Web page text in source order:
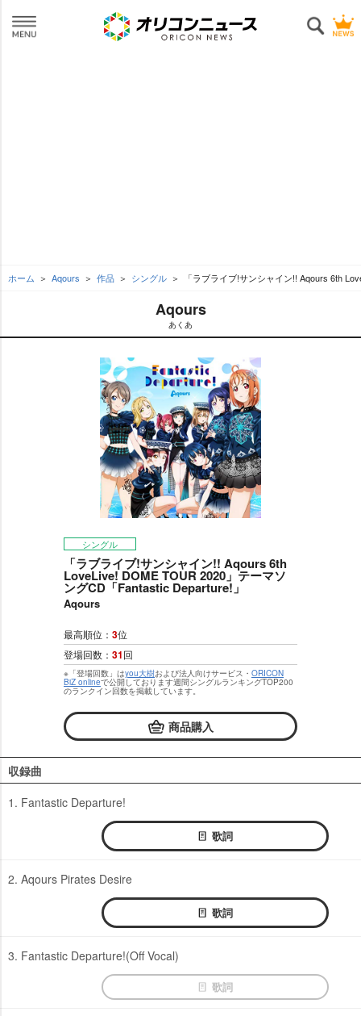
ホーム Aqours 作品 シングル 「ラブライブ!サンシャイン!! Aqours 6th
Aqours
あくあ
シングル
「ラブライブ!サンシャイン!! Aqours 6th
LoveLive! DOME TOUR 2020」テーマソ
ングCD「Fantastic Departure!」
Aqours
最高順位： 3位
登場回数： 31回
※「登場回数」はyou大樹および法人向けサービス・ ORICON
BiZ onlineで公開しております週間シングルランキングTOP200
のランクイン回数を掲載しています。
商品購入
収録曲
1. Fantastic Departure!
歌詞
2. Aqours Pirates Desire
歌詞
3. Fantastic Departure!(Off Vocal)
歌詞